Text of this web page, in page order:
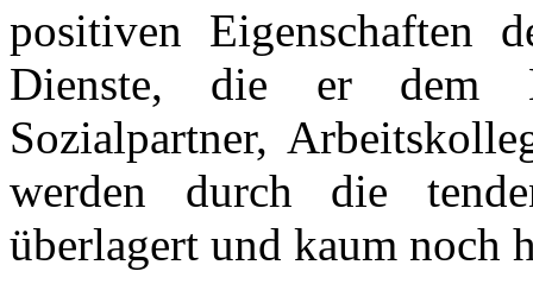
positiven Eigenschaften
Dienste, die er dem
Sozialpartner,
werden durch die
überlagert und kaum noch